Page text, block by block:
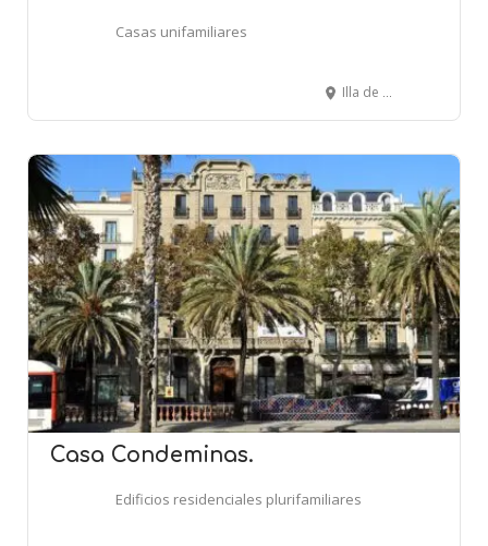
Casas unifamiliares
Illa de Cuba, 21 - Sant Gaudenci, 32-34 - SITGES
Casa Condeminas.
Edificios residenciales plurifamiliares